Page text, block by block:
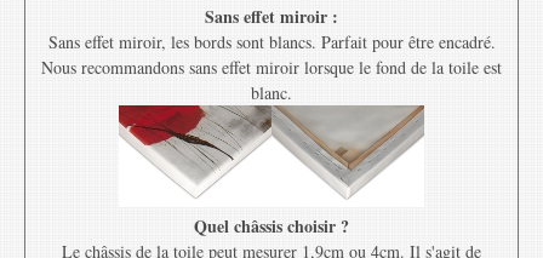
Sans effet miroir :
Sans effet miroir, les bords sont blancs. Parfait pour être encadré.
Nous recommandons sans effet miroir lorsque le fond de la toile est
blanc.
Quel châssis choisir ?
Le châssis de la toile peut mesurer 1,9cm ou 4cm. Il s'agit de